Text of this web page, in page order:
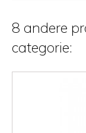
8 andere
categorie: